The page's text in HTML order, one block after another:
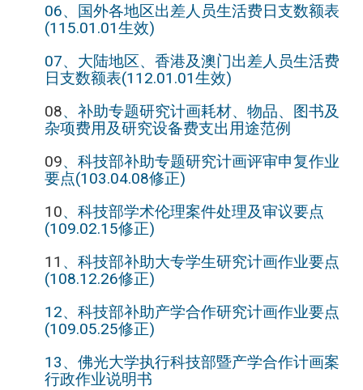
06、 国外各地区出差人员生活费日支数额表
(115.01.01生效)
07、大陆地区、香港及澳门出差人员生活费
日支数额表(112.01.01生效)
08、补助专题研究计画耗材、物品、图书及
杂项费用及研究设备费支出用途范例
09、科技部补助专题研究计画评审申复作业
要点(103.04.08修正)
10、科技部学术伦理案件处理及审议要点
(109.02.15修正)
11 、科技部补助大专学生研究计画作业要点
(108.12.26修正)
12、科技部补助产学合作研究计画作业要点
(109.05.25修正)
13、佛光大学执行科技部暨产学合作计画案
行政作业说明书